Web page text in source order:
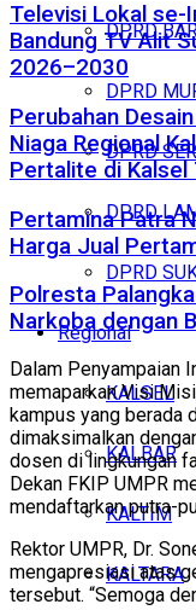
DPRD
DPRD
DPRD
DPRD
DPRD
Regional
KALSEL
KALBAR
KALTIM
KALTARA
Televisi Lokal se-
Bandung TV Alit
2026–2030
Perubahan
Niaga Regional
Pertalite di Kalsel
Pertamina Patra
Harga Jual
Polresta
Narkoba dengan
Dalam Penyampaian
memaparkan Visi
kampus yang berada
dimaksimalkan
dosen di lingkungan
Dekan FKIP UMPR
mendaftarkan putra-
Rektor UMPR, Dr.
mengapresiasi atas
tersebut. “Semoga